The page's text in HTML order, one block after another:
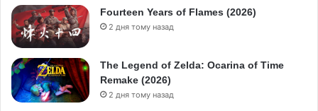
Fourteen Years of Flames (2026)
2 дня тому назад
The Legend of Zelda: Ocarina of Time
Remake (2026)
2 дня тому назад